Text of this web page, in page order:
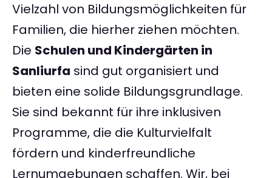
Vielzahl von Bildungsmöglichkeiten für
Familien, die hierher ziehen möchten.
Die Schulen und Kindergärten in
Sanliurfa sind gut organisiert und
bieten eine solide Bildungsgrundlage.
Sie sind bekannt für ihre inklusiven
Programme, die die Kulturvielfalt
fördern und kinderfreundliche
Lernumgebungen schaffen. Wir, bei